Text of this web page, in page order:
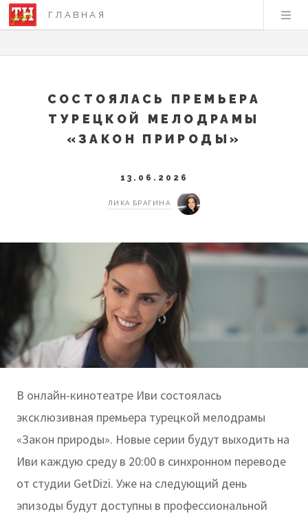
ГЛАВНАЯ
СОСТОЯЛАСЬ ПРЕМЬЕРА
ТУРЕЦКОЙ МЕЛОДРАМЫ
«ЗАКОН ПРИРОДЫ»
13.06.2026
ЛИКА БРАГИНА
В онлайн-кинотеатре Иви состоялась
эксклюзивная премьера турецкой мелодрамы
«Закон природы». Новые серии будут выходить на
Иви каждую среду в 20:00 в синхронном переводе
от студии GetDizi. Уже на следующий день
эпизоды будут доступны в профессиональной